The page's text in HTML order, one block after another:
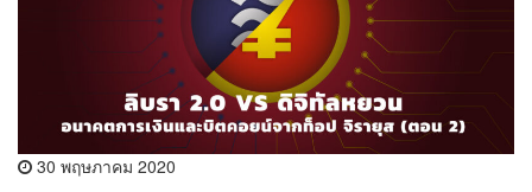
30 พฤษภาคม 2020